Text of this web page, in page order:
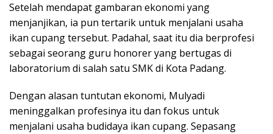
Setelah mendapat gambaran ekonomi yang
menjanjikan, ia pun tertarik untuk menjalani usaha
ikan cupang tersebut. Padahal, saat itu dia berprofesi
sebagai seorang guru honorer yang bertugas di
laboratorium di salah satu SMK di Kota Padang.
Dengan alasan tuntutan ekonomi, Mulyadi
meninggalkan profesinya itu dan fokus untuk
menjalani usaha budidaya ikan cupang. Sepasang